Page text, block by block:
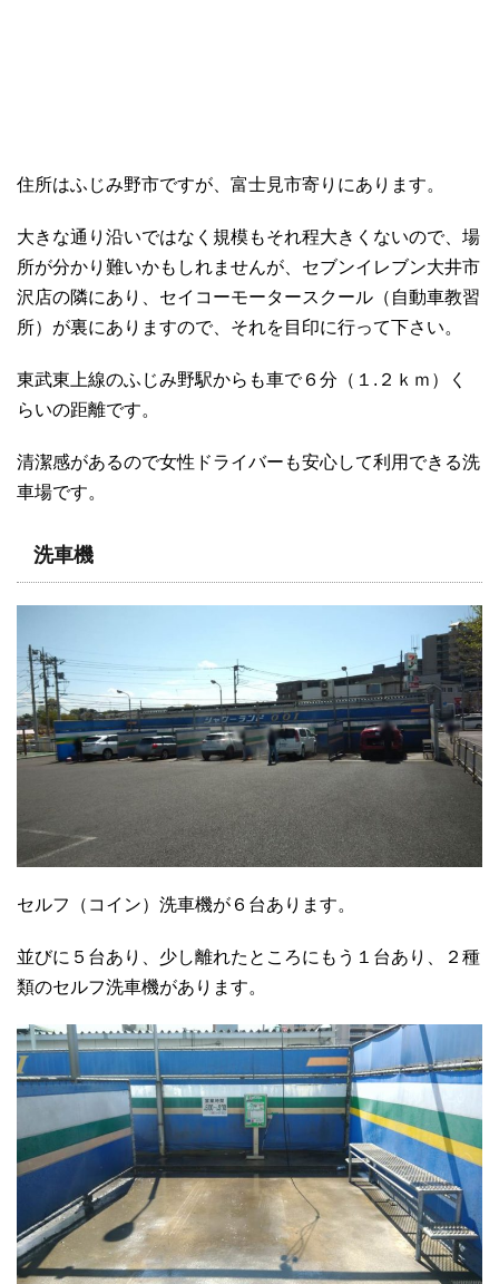
住所はふじみ野市ですが、富士見市寄りにあります。
大きな通り沿いではなく規模もそれ程大きくないので、場
所が分かり難いかもしれませんが、セブンイレブン大井市
沢店の隣にあり、セイコーモータースクール（自動車教習
所）が裏にありますので、それを目印に行って下さい。
東武東上線のふじみ野駅からも車で６分（１.２ｋｍ）く
らいの距離です。
清潔感があるので女性ドライバーも安心して利用できる洗
車場です。
洗車機
セルフ（コイン）洗車機が６台あります。
並びに５台あり、少し離れたところにもう１台あり、２種
類のセルフ洗車機があります。